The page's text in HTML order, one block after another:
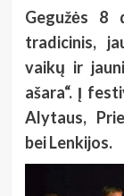
Gegužės 8
tradicinis,
vaikų ir
ašara“. Į
Alytaus,
bei Lenkijos.